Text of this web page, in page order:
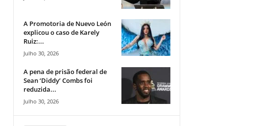
A Promotoria de Nuevo León
explicou o caso de Karely
Ruiz:...
Julho 30, 2026
A pena de prisão federal de
Sean ‘Diddy’ Combs foi
reduzida...
Julho 30, 2026